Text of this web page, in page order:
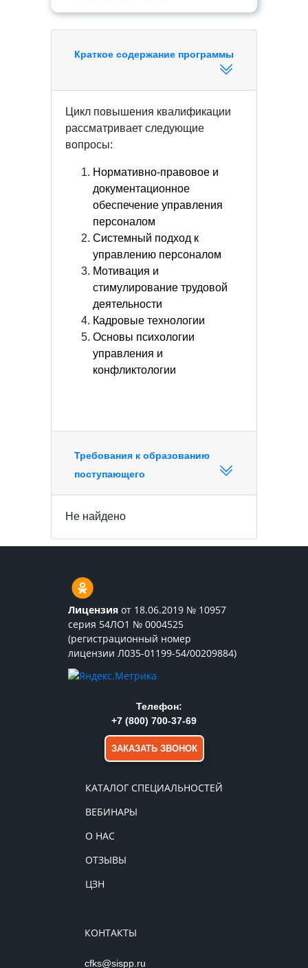
Краткое содержание программы
Цикл повышения квалификации
рассматривает следующие
вопросы:
Нормативно-правовое и
документационное
обеспечение управления
персоналом
Системный подход к
управлению персоналом
Мотивация и
стимулирование трудовой
деятельности
Кадровые технологии
Основы психологии
управления и
конфликтологии
Требования к образованию
поступающего
Не найдено
Лицензия от 18.06.2019 № 10957
серия 54ЛО1 № 0004525
(регистрационный номер
лицензии Л035-01199-54/00209884)
КАТАЛОГ СПЕЦИАЛЬНОСТЕЙ
ВЕБИНАРЫ
О НАС
ОТЗЫВЫ
ЦЗН
КОНТАКТЫ
cfks@sispp.ru
Телефон:
+7 (800) 700-37-69
ЗАКАЗАТЬ ЗВОНОК